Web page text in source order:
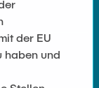
der EU
haben und